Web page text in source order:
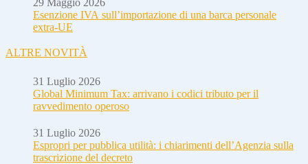
Esenzione IVA sull’importazione di una barca personale
extra-UE
ALTRE NOVITÀ
31 Luglio 2026
Global Minimum Tax: arrivano i codici tributo per il
ravvedimento operoso
31 Luglio 2026
Espropri per pubblica utilità: i chiarimenti dell’Agenzia sulla
trascrizione del decreto